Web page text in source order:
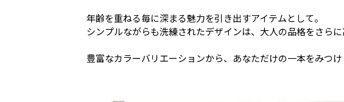
年齢を重ねる毎に深まる魅力を引き出すアイテムとして。
シンプルながらも洗練されたデザインは、大人の品格をさらに
豊富なカラーバリエーションから、あなただけの一本をみつけ